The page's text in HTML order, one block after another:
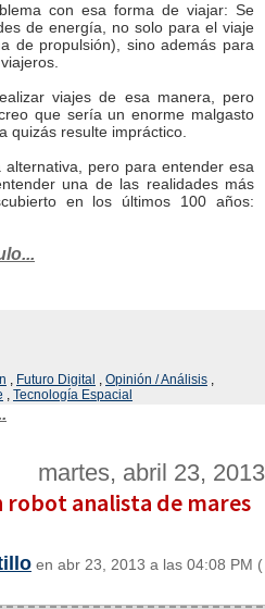
con esa forma de viajar: Se
de energía, no solo para el viaje
de propulsión), sino además para
viajes de esa manera, pero
que sería un enorme malgasto
quizás resulte impráctico.
pero para entender esa
una de las realidades más
en los últimos 100 años:
, Futuro Digital , Opinión / Análisis ,
, Tecnología Espacial
martes, abril 23, 2013
robot analista de mares
en abr 23, 2013 a las 04:08 PM (